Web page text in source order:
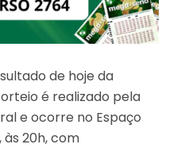
de hoje da
é realizado pela
e ocorre no Espaço
às 20h, com